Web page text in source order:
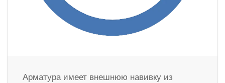
Арматура имеет внешнюю навивку из